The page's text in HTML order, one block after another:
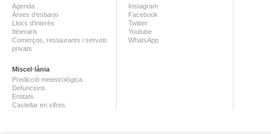
Agenda
Àrees d'esbarjo
Llocs d'interès
Itineraris
Comerços, restaurants i serveis
privats
Miscel·lània
Predicció meteorològica
Defuncions
Entitats
Castellar en xifres
Instagram
Facebook
Twitter
Youtube
WhatsApp